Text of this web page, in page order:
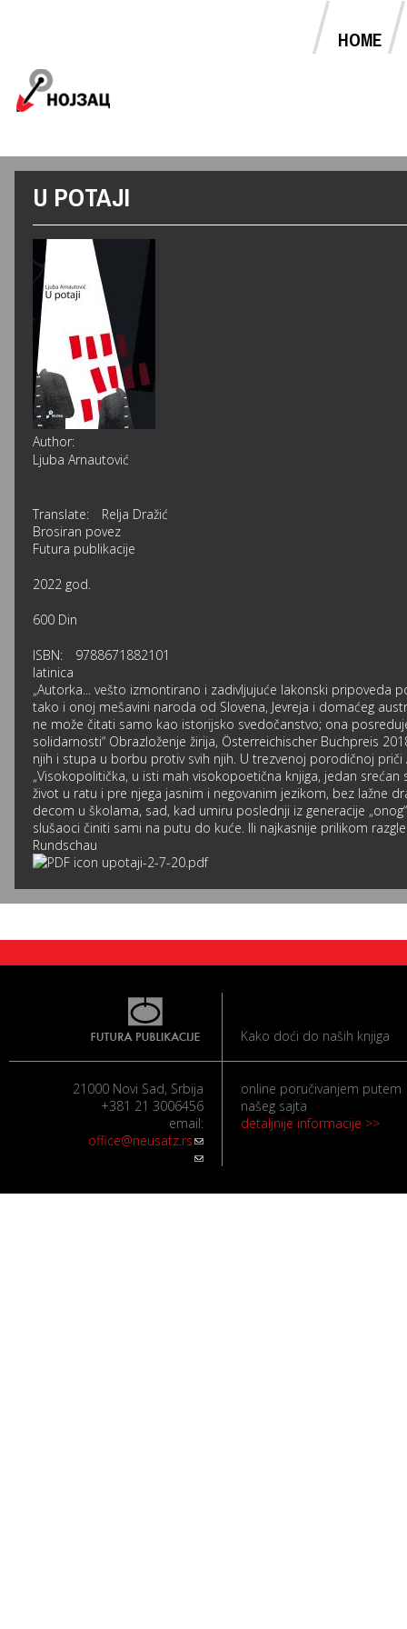
HOME
U POTAJI
Author:
Ljuba Arnautović
Translate:
Relja Dražić
Brosiran povez
Futura publikacije
2022 god.
600 Din
ISBN:
9788671882101
latinica
„Autorka... vešto izmontirano i zadivljujuće lakonski pripoveda
tako i onoj mešavini naroda od Slovena, Jevreja i domaćeg
ne može čitati samo kao istorijsko svedočanstvo; ona
solidarnosti“ Obrazloženje žirija, Österreichischer Buchpreis
njih i stupa u borbu protiv svih njih. U trezvenoj porodičnoj priči
„Visokopolitička, u isti mah visokopoetična knjiga, jedan srećan
život u ratu i pre njega jasnim i negovanim jezikom, bez lažne
decom u školama, sad, kad umiru poslednji iz generacije
slušaoci činiti sami na putu do kuće. Ili najkasnije prilikom
Rundschau
upotaji-2-7-20.pdf
Kako doći do naših knjiga
21000 Novi Sad, Srbija
+381 21 3006456
email:
office@neusatz.rs(link sends e-mail)
online poručivanjem putem
našeg sajta
detaljnije informacije >>